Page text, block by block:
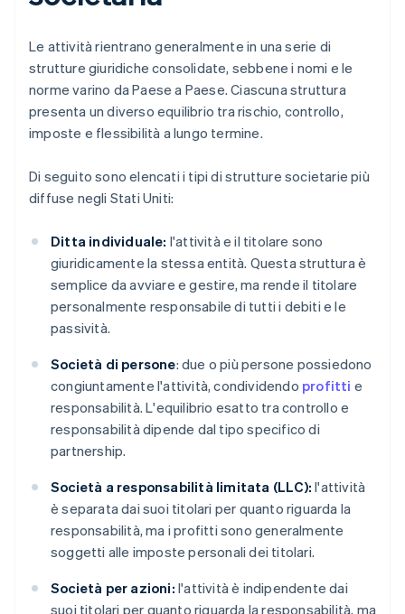
Le attività rientrano generalmente in una serie di
strutture giuridiche consolidate, sebbene i nomi e le
norme varino da Paese a Paese. Ciascuna struttura
presenta un diverso equilibrio tra rischio, controllo,
imposte e flessibilità a lungo termine.
Di seguito sono elencati i tipi di strutture societarie più
diffuse negli Stati Uniti:
Ditta individuale: l'attività e il titolare sono
giuridicamente la stessa entità. Questa struttura è
semplice da avviare e gestire, ma rende il titolare
personalmente responsabile di tutti i debiti e le
passività.
Società di persone: due o più persone possiedono
congiuntamente l'attività, condividendo profitti e
responsabilità. L'equilibrio esatto tra controllo e
responsabilità dipende dal tipo specifico di
partnership.
Società a responsabilità limitata (LLC): l'attività
è separata dai suoi titolari per quanto riguarda la
responsabilità, ma i profitti sono generalmente
soggetti alle imposte personali dei titolari.
Società per azioni: l'attività è indipendente dai
suoi titolari per quanto riguarda la responsabilità, ma